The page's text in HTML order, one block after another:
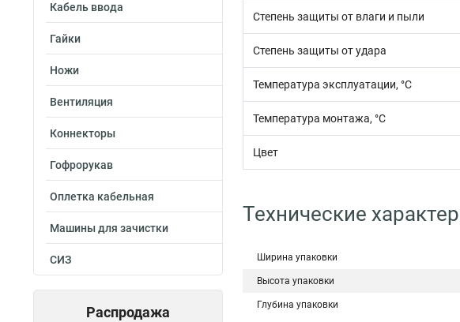
Кабель ввода
Гайки
Ножи
Вентиляция
Коннекторы
Гофрорукав
Оплетка кабельная
Машины для зачистки
СИЗ
Распродажа
Степень защиты от влаги и пыли
Степень защиты от удара
Температура эксплуатации, °С
Температура монтажа, °С
Цвет
Технические
Ширина упаковки
Высота упаковки
Глубина упаковки